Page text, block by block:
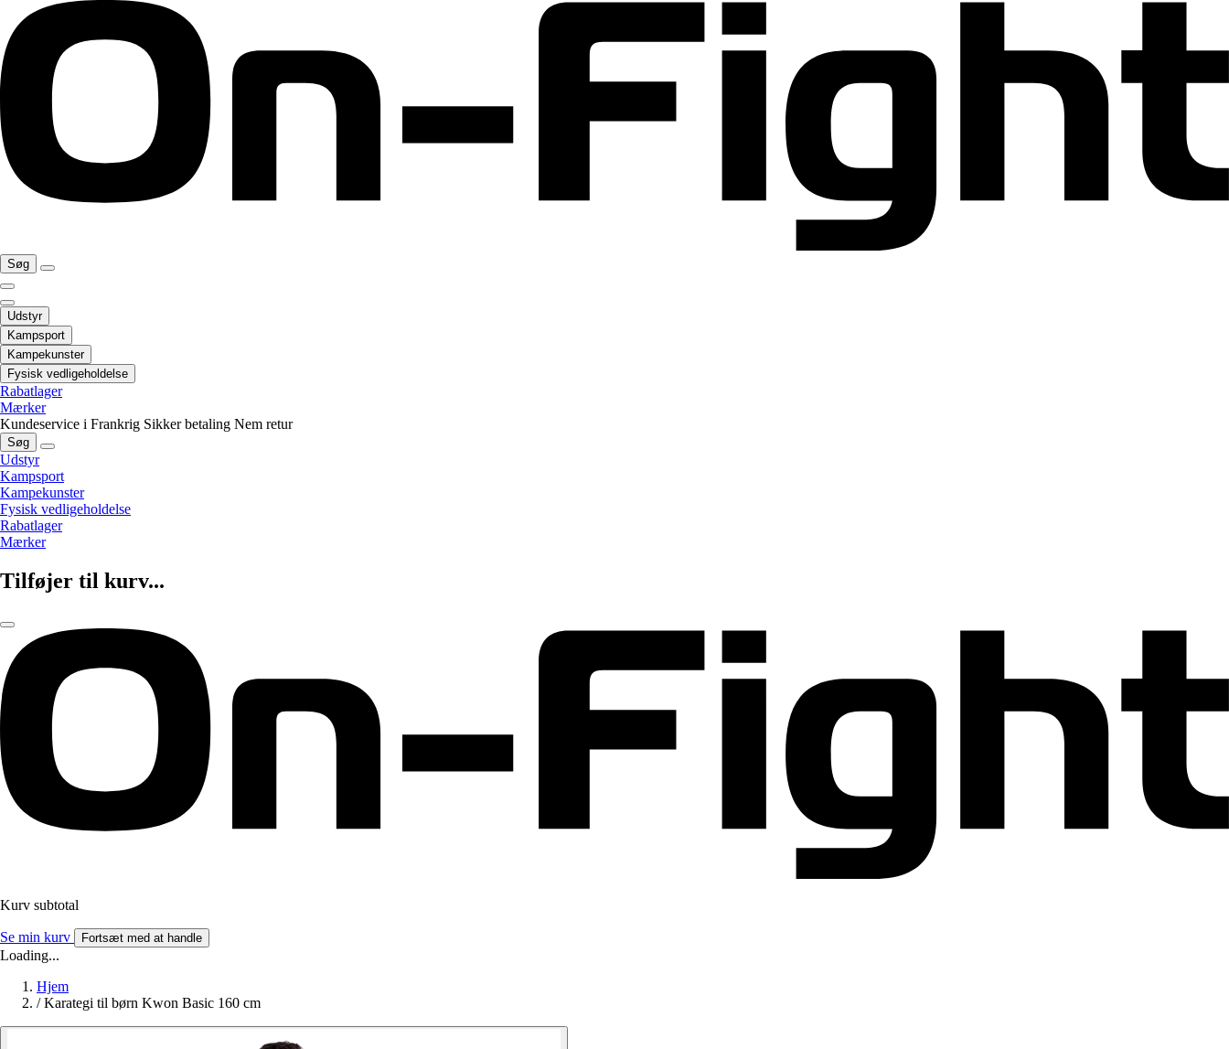
Søg
Udstyr
Kampsport
Kampekunster
Fysisk vedligeholdelse
Rabatlager
Mærker
Kundeservice i Frankrig Sikker betaling Nem retur
Søg
Udstyr
Kampsport
Kampekunster
Fysisk vedligeholdelse
Rabatlager
Mærker
Tilføjer til kurv...
Kurv subtotal
Se min kurv Fortsæt med at handle
Loading...
Hjem
/ Karategi til børn Kwon Basic 160 cm